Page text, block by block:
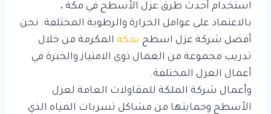
استخدام أحدث طرق عزل الأسطح في مكة ،
بالاعتماد على عوامل الحرارة والرطوبة المختلفة. نحن
أفضل شركة عزل اسطح بمكة المكرمة من خلال
تدريب مجموعة من العمال ذوي الامتياز والخبرة في
أعمال العزل المختلفة.
وأعمال شركة الملكة للمقاولات العامة لعزل
الأسطح وحمايتها من مشاكل تسربات المياه الذي